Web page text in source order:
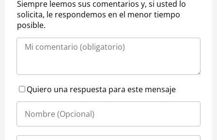
Siempre leemos sus comentarios y, si usted lo
solicita, le respondemos en el menor tiempo
posible.
Quiero una respuesta para este mensaje